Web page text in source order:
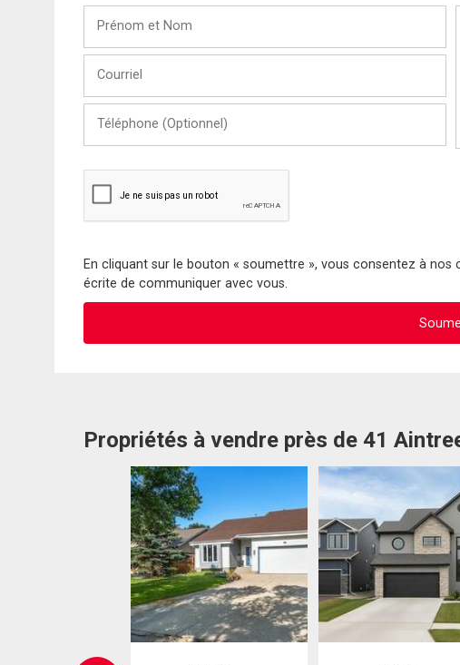
Nom
(Optionnel)
En cliquant sur le bouton « soumettre », vous consentez à
écrite de communiquer avec vous.
Propriétés à vendre près de 41